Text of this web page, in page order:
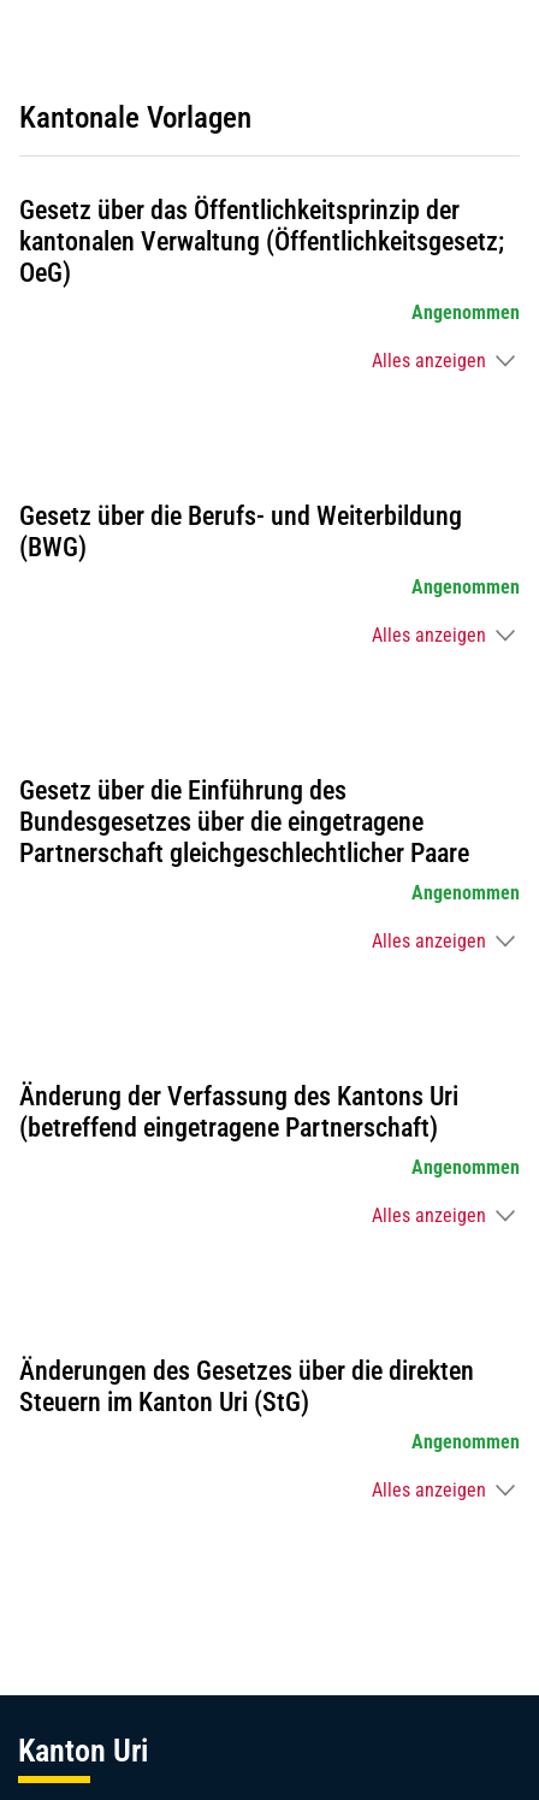
Kantonale Vorlagen
Gesetz über das Öffentlichkeitsprinzip der
kantonalen Verwaltung (Öffentlichkeitsgesetz;
OeG)
Angenommen
Alles anzeigen
Gesetz über die Berufs- und Weiterbildung
(BWG)
Angenommen
Alles anzeigen
Gesetz über die Einführung des
Bundesgesetzes über die eingetragene
Partnerschaft gleichgeschlechtlicher Paare
Angenommen
Alles anzeigen
Änderung der Verfassung des Kantons Uri
(betreffend eingetragene Partnerschaft)
Angenommen
Alles anzeigen
Änderungen des Gesetzes über die direkten
Steuern im Kanton Uri (StG)
Angenommen
Alles anzeigen
Kanton Uri